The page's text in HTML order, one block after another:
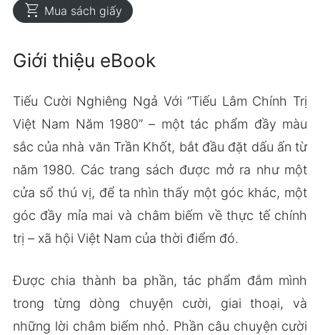
shopping_cart Mua sách giấy
Giới thiệu eBook
Tiếu Cười Nghiêng Ngả Với “Tiếu Lâm Chính Trị
Việt Nam Năm 1980” – một tác phẩm đầy màu
sắc của nhà văn Trần Khốt, bắt đầu đặt dấu ấn từ
năm 1980. Các trang sách được mở ra như một
cửa sổ thú vị, để ta nhìn thấy một góc khác, một
góc đầy mỉa mai và châm biếm về thực tế chính
trị – xã hội Việt Nam của thời điểm đó.
Được chia thành ba phần, tác phẩm đắm mình
trong từng dòng chuyện cười, giai thoại, và
những lời châm biếm nhỏ. Phần câu chuyện cười